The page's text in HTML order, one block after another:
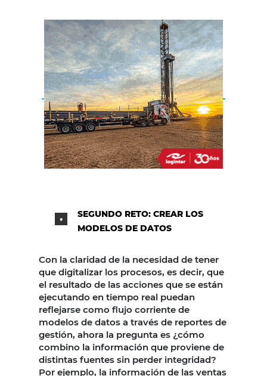
SEGUNDO RETO: CREAR LOS
MODELOS DE DATOS
Con la claridad de la necesidad de tener
que digitalizar los procesos, es decir, que
el resultado de las acciones que se están
ejecutando en tiempo real puedan
reflejarse como flujo corriente de
modelos de datos a través de reportes de
gestión, ahora la pregunta es ¿cómo
combino la información que proviene de
distintas fuentes sin perder integridad?
Por ejemplo, la información de las ventas